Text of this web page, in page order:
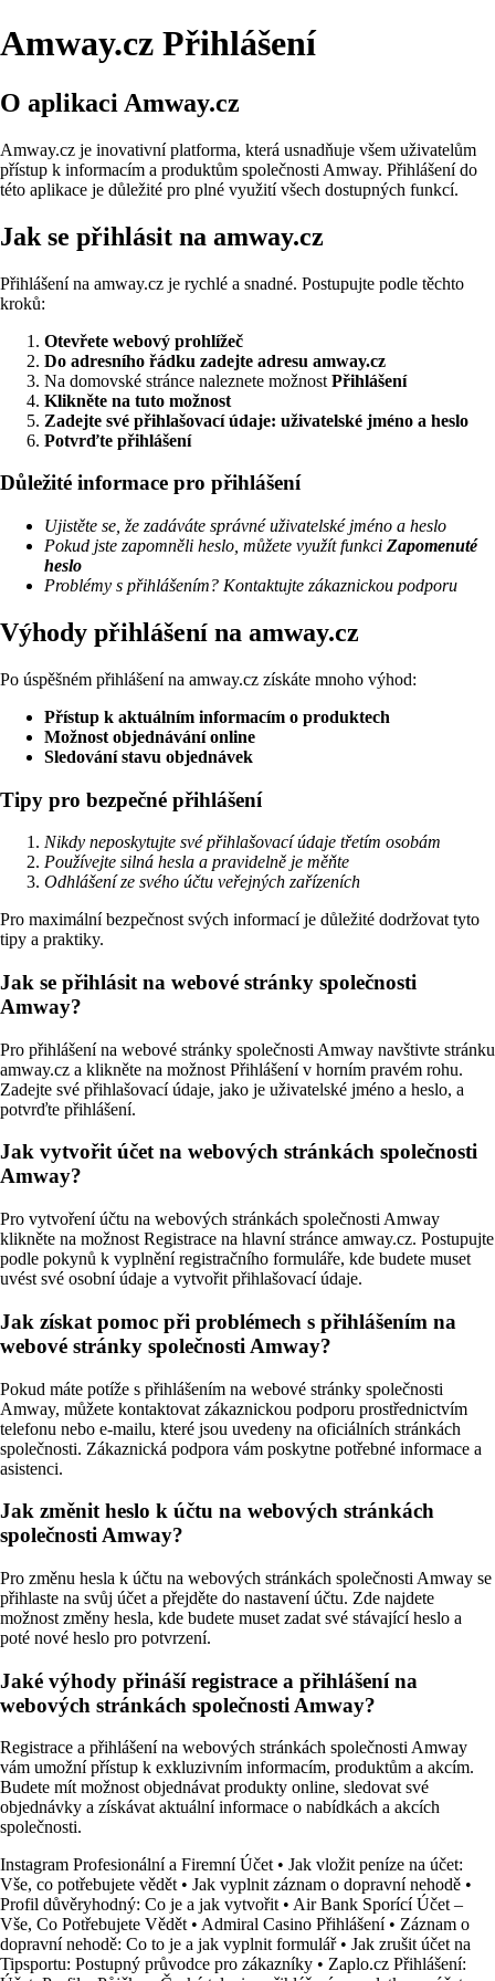
Amway.cz Přihlášení
O aplikaci Amway.cz
Amway.cz je inovativní platforma, která usnadňuje všem uživatelům
přístup k informacím a produktům společnosti Amway. Přihlášení do
této aplikace je důležité pro plné využití všech dostupných funkcí.
Jak se přihlásit na amway.cz
Přihlášení na amway.cz je rychlé a snadné. Postupujte podle těchto
kroků:
Otevřete webový prohlížeč
Do adresního řádku zadejte adresu amway.cz
Na domovské stránce naleznete možnost Přihlášení
Klikněte na tuto možnost
Zadejte své přihlašovací údaje: uživatelské jméno a heslo
Potvrďte přihlášení
Důležité informace pro přihlášení
Ujistěte se, že zadáváte správné uživatelské jméno a heslo
Pokud jste zapomněli heslo, můžete využít funkci Zapomenuté
heslo
Problémy s přihlášením? Kontaktujte zákaznickou podporu
Výhody přihlášení na amway.cz
Po úspěšném přihlášení na amway.cz získáte mnoho výhod:
Přístup k aktuálním informacím o produktech
Možnost objednávání online
Sledování stavu objednávek
Tipy pro bezpečné přihlášení
Nikdy neposkytujte své přihlašovací údaje třetím osobám
Používejte silná hesla a pravidelně je měňte
Odhlášení ze svého účtu veřejných zařízeních
Pro maximální bezpečnost svých informací je důležité dodržovat tyto
tipy a praktiky.
Jak se přihlásit na webové stránky společnosti
Amway?
Pro přihlášení na webové stránky společnosti Amway navštivte stránku
amway.cz a klikněte na možnost Přihlášení v horním pravém rohu.
Zadejte své přihlašovací údaje, jako je uživatelské jméno a heslo, a
potvrďte přihlášení.
Jak vytvořit účet na webových stránkách společnosti
Amway?
Pro vytvoření účtu na webových stránkách společnosti Amway
klikněte na možnost Registrace na hlavní stránce amway.cz. Postupujte
podle pokynů k vyplnění registračního formuláře, kde budete muset
uvést své osobní údaje a vytvořit přihlašovací údaje.
Jak získat pomoc při problémech s přihlášením na
webové stránky společnosti Amway?
Pokud máte potíže s přihlášením na webové stránky společnosti
Amway, můžete kontaktovat zákaznickou podporu prostřednictvím
telefonu nebo e-mailu, které jsou uvedeny na oficiálních stránkách
společnosti. Zákaznická podpora vám poskytne potřebné informace a
asistenci.
Jak změnit heslo k účtu na webových stránkách
společnosti Amway?
Pro změnu hesla k účtu na webových stránkách společnosti Amway se
přihlaste na svůj účet a přejděte do nastavení účtu. Zde najdete
možnost změny hesla, kde budete muset zadat své stávající heslo a
poté nové heslo pro potvrzení.
Jaké výhody přináší registrace a přihlášení na
webových stránkách společnosti Amway?
Registrace a přihlášení na webových stránkách společnosti Amway
vám umožní přístup k exkluzivním informacím, produktům a akcím.
Budete mít možnost objednávat produkty online, sledovat své
objednávky a získávat aktuální informace o nabídkách a akcích
společnosti.
Instagram Profesionální a Firemní Účet• Jak vložit peníze na účet:
Vše, co potřebujete vědět• Jak vyplnit záznam o dopravní nehodě •
Profil důvěryhodný: Co je a jak vytvořit• Air Bank Sporící Účet –
Vše, Co Potřebujete Vědět• Admiral Casino Přihlášení • Záznam o
dopravní nehodě: Co to je a jak vyplnit formulář• Jak zrušit účet na
Tipsportu: Postupný průvodce pro zákazníky • Zaplo.cz Přihlášení: